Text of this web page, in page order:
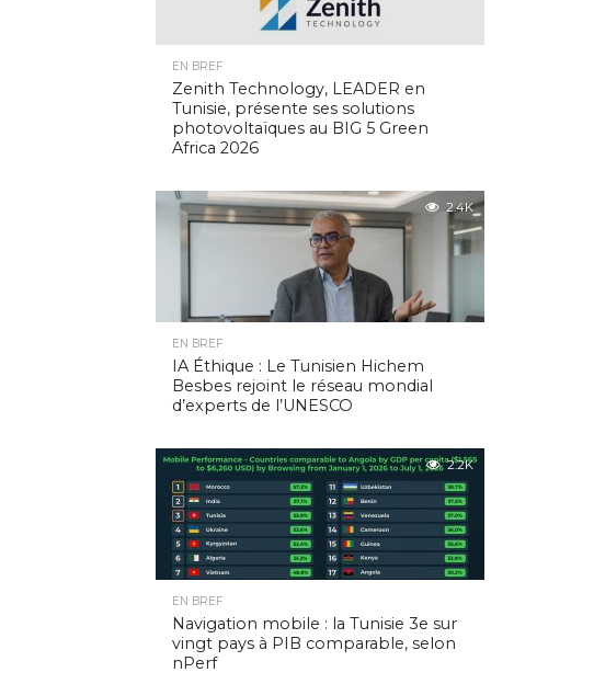
EN BREF
Zenith Technology, LEADER en
Tunisie, présente ses solutions
photovoltaïques au BIG 5 Green
Africa 2026
2.4K
EN BREF
IA Éthique : Le Tunisien Hichem
Besbes rejoint le réseau mondial
d’experts de l’UNESCO
2.2K
EN BREF
Navigation mobile : la Tunisie 3e sur
vingt pays à PIB comparable, selon
nPerf